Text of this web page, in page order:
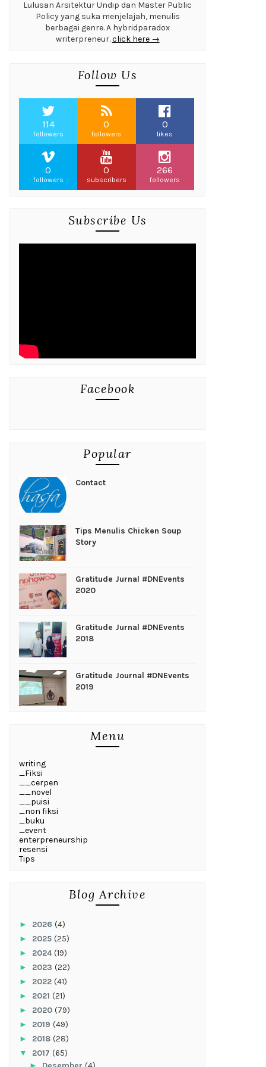
Lulusan Arsitektur Undip dan Master Public
Policy yang suka menjelajah, menulis
berbagai genre. A hybridparadox
writerpreneur.click here →
Follow Us
114
followers
0
followers
0
likes
0
followers
0
subscribers
266
followers
Subscribe Us
Facebook
Popular
Contact
Tips Menulis Chicken Soup
Story
Gratitude Jurnal #DNEvents
2020
Gratitude Jurnal #DNEvents
2018
Gratitude Journal #DNEvents
2019
Menu
writing
_Fiksi
__cerpen
__novel
__puisi
_non fiksi
_buku
_event
enterpreneurship
resensi
Tips
Blog Archive
► 2026 (4)
► 2025 (25)
► 2024(19)
► 2023 (22)
► 2022 (41)
► 2021 (21)
► 2020 (79)
► 2019 (49)
► 2018 (28)
▼ 2017 (65)
►